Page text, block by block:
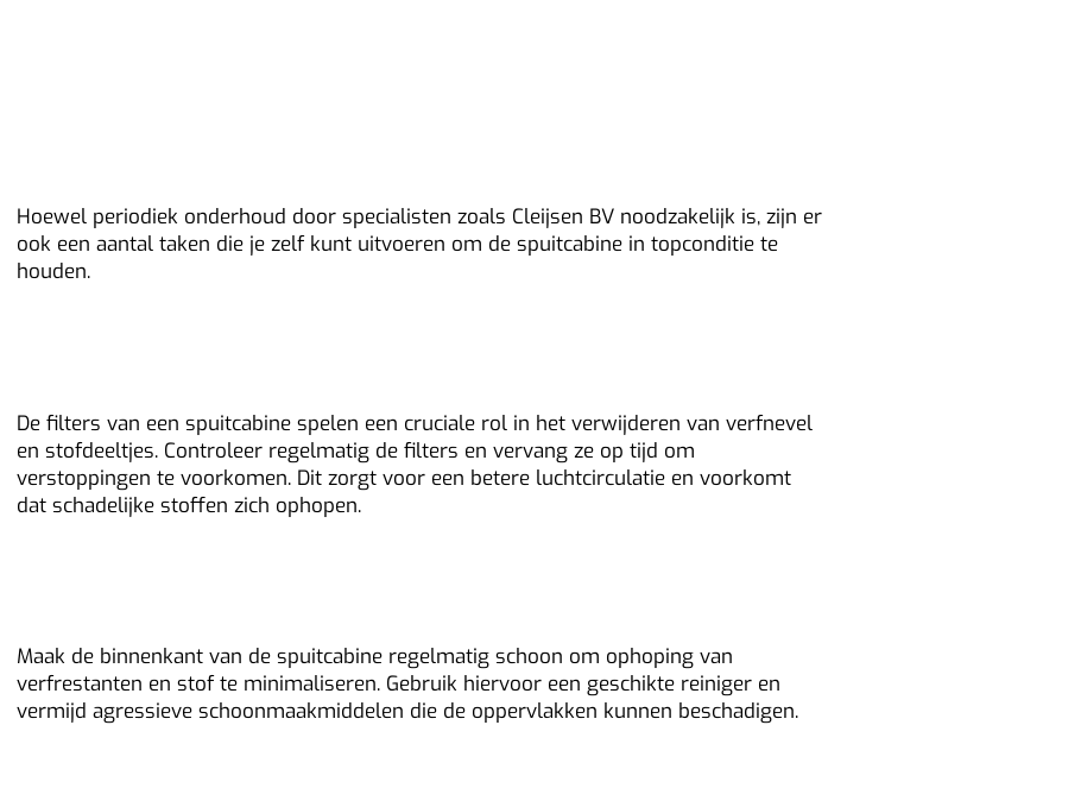
Hoewel periodiek onderhoud door specialisten zoals Cleijsen BV noodzakelijk is, zijn er
ook een aantal taken die je zelf kunt uitvoeren om de spuitcabine in topconditie te
houden.
De filters van een spuitcabine spelen een cruciale rol in het verwijderen van verfnevel
en stofdeeltjes. Controleer regelmatig de filters en vervang ze op tijd om
verstoppingen te voorkomen. Dit zorgt voor een betere luchtcirculatie en voorkomt
dat schadelijke stoffen zich ophopen.
Maak de binnenkant van de spuitcabine regelmatig schoon om ophoping van
verfrestanten en stof te minimaliseren. Gebruik hiervoor een geschikte reiniger en
vermijd agressieve schoonmaakmiddelen die de oppervlakken kunnen beschadigen.